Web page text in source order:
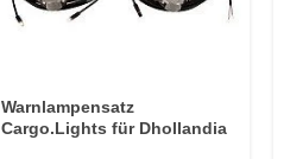
Warnlampensatz
Cargo.Lights für Dhollandia